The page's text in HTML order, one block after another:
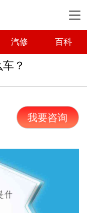
汽修 百科
？
我要咨询